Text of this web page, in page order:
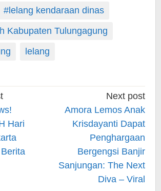
#lelang kendaraan dinas
Kabupaten Tulungagung
lelang
Hari
Next post
Amora Lemos Anak
Krisdayanti Dapat
Penghargaan
Bergengsi Banjir
Sanjungan: The Next
Diva – Viral